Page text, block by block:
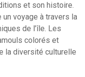
et son histoire.
un voyage à travers la
de l’île. Les
colorés et
la diversité culturelle